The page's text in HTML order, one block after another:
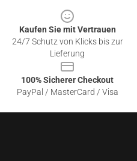
Kaufen Sie mit Vertrauen
24/7 Schutz von Klicks bis zur
Lieferung
100% Sicherer Checkout
PayPal / MasterCard / Visa